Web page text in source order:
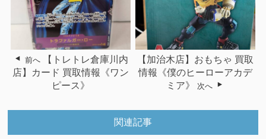
前へ
【トレトレ倉庫川内
店】カード 買取情報《ワン
ピース》
【加治木店】おもちゃ 買取
情報《僕のヒーローアカデ
ミア》
次へ
関連記事